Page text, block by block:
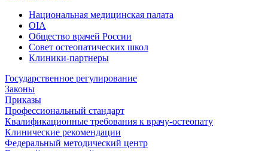
Национальная медицинская палата
OIA
Общество врачей России
Совет остеопатических школ
Клиники-партнеры
Государственное регулирование
Законы
Приказы
Профессиональный стандарт
Квалификационные требования к врачу-остеопату
Клинические рекомендации
Федеральный методический центр